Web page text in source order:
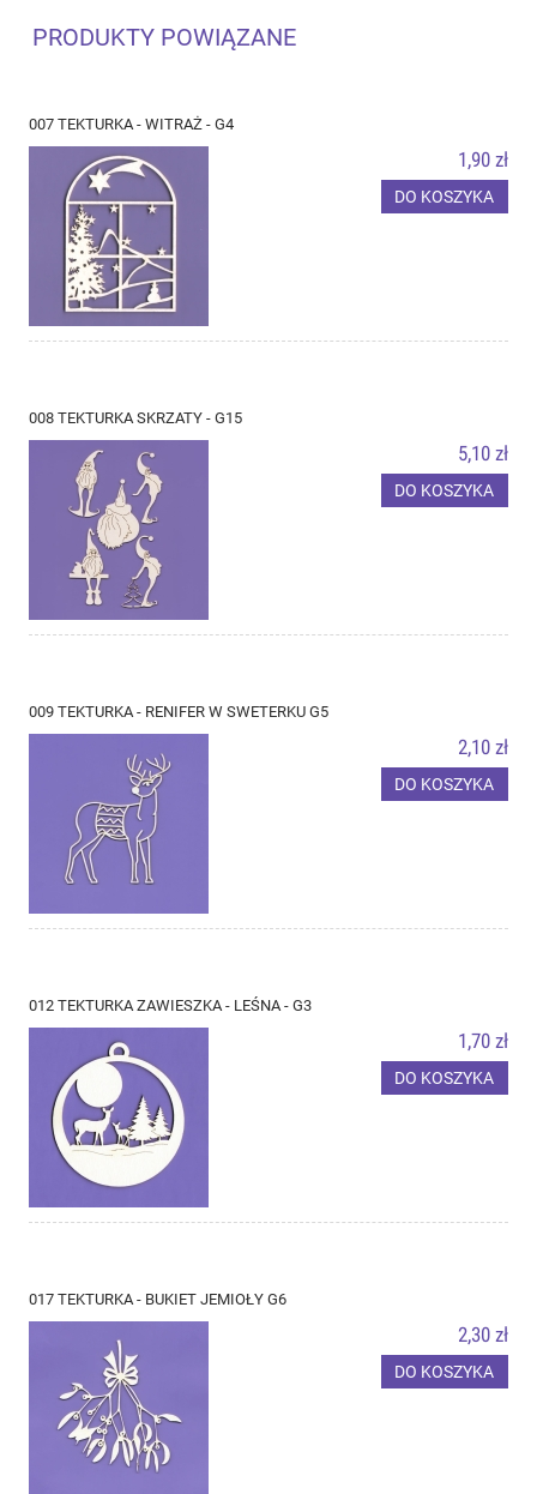
PRODUKTY POWIĄZANE
007 TEKTURKA - WITRAŻ - G4
1,90 zł
DO KOSZYKA
008 TEKTURKA SKRZATY - G15
5,10 zł
DO KOSZYKA
009 TEKTURKA - RENIFER W SWETERKU G5
2,10 zł
DO KOSZYKA
012 TEKTURKA ZAWIESZKA - LEŚNA - G3
1,70 zł
DO KOSZYKA
017 TEKTURKA - BUKIET JEMIOŁY G6
2,30 zł
DO KOSZYKA